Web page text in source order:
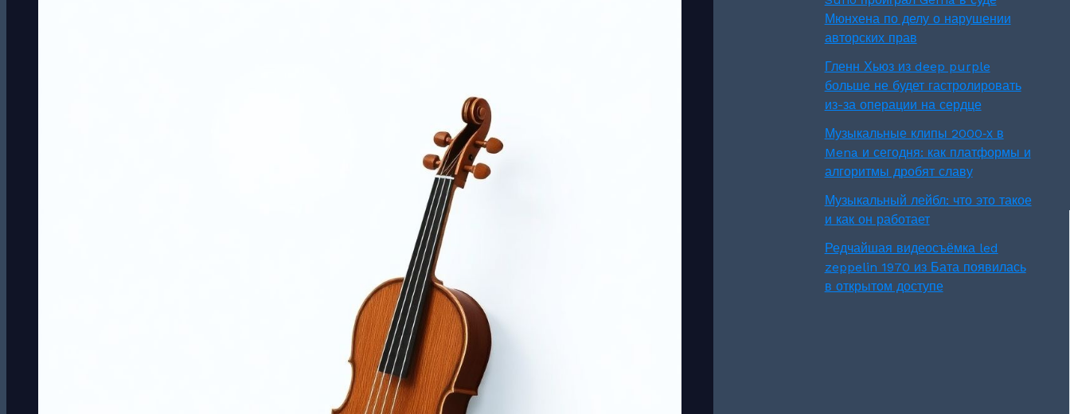
Мюнхена по делу о нарушении
авторских прав
Гленн Хьюз из deep purple
больше не будет гастролировать
из-за операции на сердце
Музыкальные клипы 2000‑х в
Mena и сегодня: как платформы и
алгоритмы дробят славу
Музыкальный лейбл: что это такое
и как он работает
Редчайшая видеосъёмка led
zeppelin 1970 из Бата появилась
в открытом доступе